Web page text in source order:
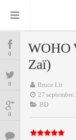
COMICS
MANGAS
BD
ENCYCLOPEGEEK
0
0
0
WOHO
Zaï)
Bruce Lit
27 septembre
BD
Comics
Daredevil
Delcourt
Encyclopegeek
Replay
Glénat Graphic Novel
Independants
Nguyen
Marvel Mattie boy